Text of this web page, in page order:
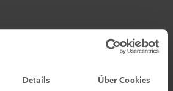
Details Über Cookies